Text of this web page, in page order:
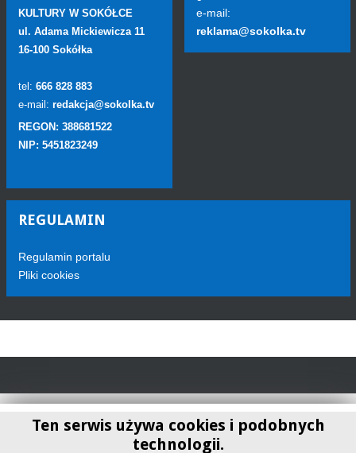
KULTURY W SOKÓŁCE
ul. Adama Mickiewicza 11
16-100 Sokółka
tel: 666 828 883
e-mail: redakcja@sokolka.tv
REGON: 388681522
NIP: 5451823249
e-mail:
reklama@sokolka.tv
REGULAMIN
Regulamin portalu
Pliki cookies
Ten serwis używa cookies i podobnych
technologii.